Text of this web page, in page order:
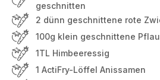
geschnitten
2 dünn geschnittene rote
100g klein geschnittene
1TL Himbeeressig
1 ActiFry-Löffel Anissamen